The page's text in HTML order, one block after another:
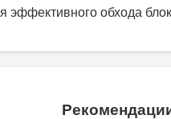
эффективного обхода